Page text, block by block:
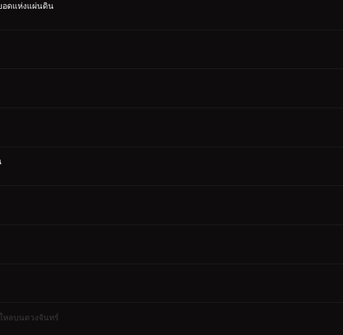
อดแห่งแผ่นดิน
หลบนดวงจันทร์